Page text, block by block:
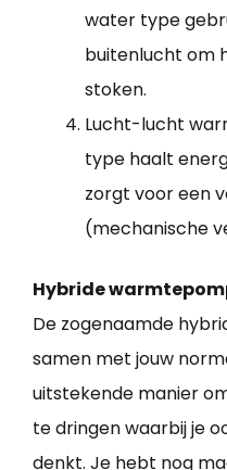
water type
buitenlucht om
stoken.
Lucht-lucht
type haalt
zorgt voor een
(mechanische
Hybride
De zogenaamde
samen met jouw
uitstekende manier
te dringen waarbij je
denkt. Je hebt nog